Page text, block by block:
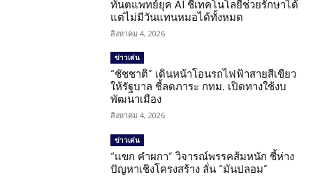
ทันตแพทย์ยุค AI ชี้เทคโนโลยีช่วยรักษาได้
แต่ไม่มีวันแทนหมอได้ทั้งหมด
สิงหาคม 4, 2026
ข่าวเด่น
“ชัชชาติ” เดินหน้าโอนรถไฟฟ้าสายสีเขียว
ให้รัฐบาล ชี้ลดภาระ กทม. เปิดทางใช้งบ
พัฒนาเมือง
สิงหาคม 4, 2026
ข่าวเด่น
“แขก คำผกา” วิจารณ์พรรคส้มหนัก ชี้ห่าง
ปัญหาเชิงโครงสร้าง ลั่น “มันปลอม”